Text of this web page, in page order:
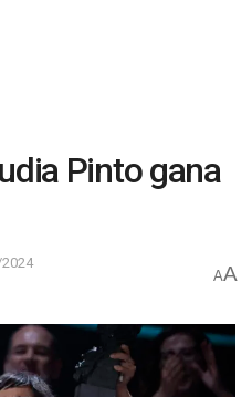
Pinto gana
AA